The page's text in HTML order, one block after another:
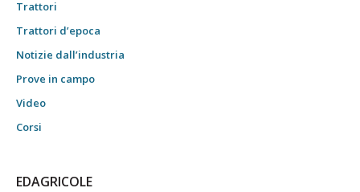
Trattori
Trattori d’epoca
Notizie dall’industria
Prove in campo
Video
Corsi
EDAGRICOLE